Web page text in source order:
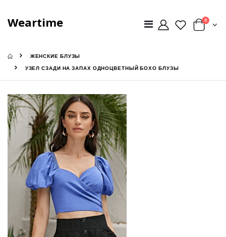
Weartime 0
ЖЕНСКИЕ БЛУЗЫ
УЗЕЛ СЗАДИ НА ЗАПАХ ОДНОЦВЕТНЫЙ БОХО БЛУЗЫ